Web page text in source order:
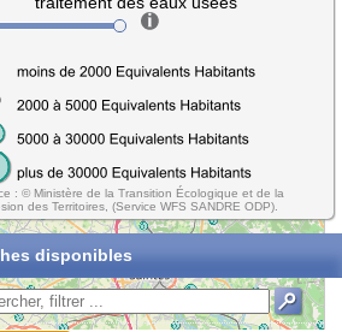
: © Ministère de la Transition Écologique et de la
des Territoires, (Service WFS SANDRE ODP).
disponibles